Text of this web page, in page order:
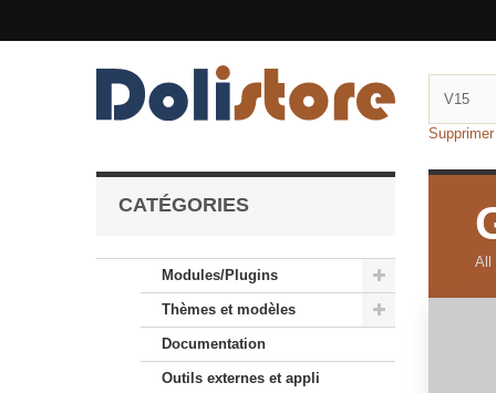
CATÉGORIES
Modules/Plugins
Thèmes et modèles
Documentation
Outils externes et appli
All